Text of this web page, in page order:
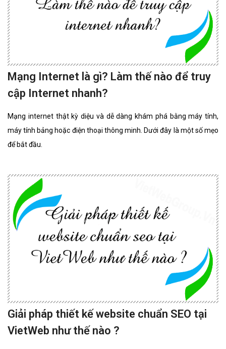
Mạng Internet là gì? Làm thế nào để truy
cập Internet nhanh?
Mạng internet thật kỳ diệu và dễ dàng khám phá bằng máy tính,
máy tính bảng hoặc điện thoại thông minh. Dưới đây là một số mẹo
để bắt đầu.
Giải pháp thiết kế website chuẩn SEO tại
VietWeb như thế nào ?